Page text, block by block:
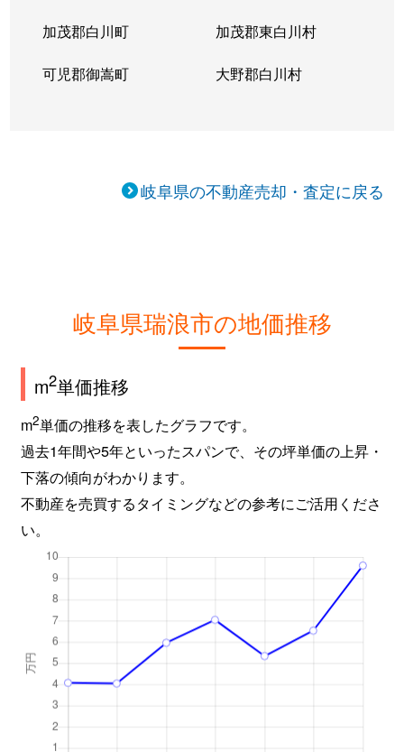
加茂郡白川町 加茂郡東白川村
可児郡御嵩町 大野郡白川村
岐阜県の不動産売却・査定に戻る
岐阜県瑞浪市の地価推移
m2単価推移
m2単価の推移を表したグラフです。
過去1年間や5年といったスパンで、その坪単価の上昇・
下落の傾向がわかります。
不動産を売買するタイミングなどの参考にご活用くださ
い。